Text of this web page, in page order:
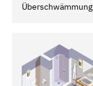
Überschwämmung